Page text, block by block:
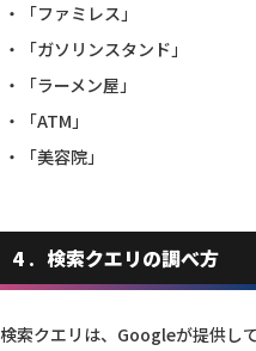
「ファミレス」
「ガソリンスタンド」
「ラーメン屋」
「ATM」
「美容院」
4 検索クエリの調べ方
検索クエリは、Googleが提供し